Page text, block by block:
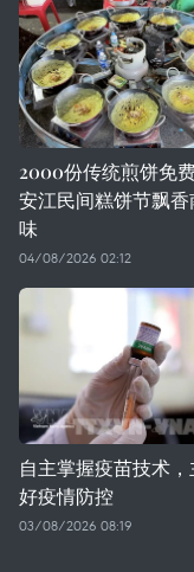
2000份传统煎饼免
安江民间糕饼节飘
味
04/08/2026 02:12
自主掌握疫苗技术
好疫情防控
03/08/2026 08:19